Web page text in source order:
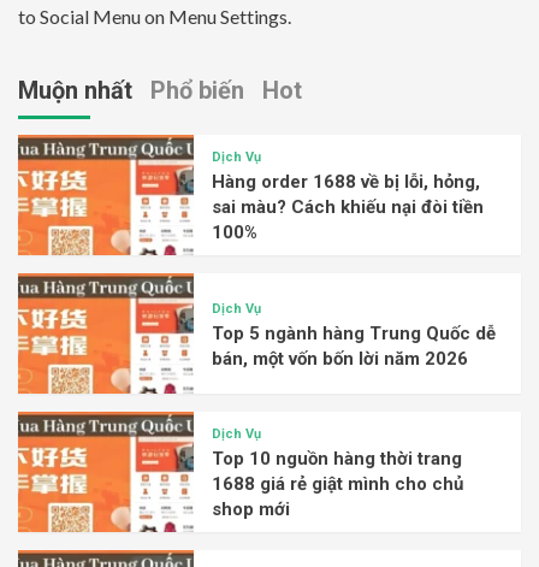
to Social Menu on Menu Settings.
Muộn nhất Phổ biến Hot
Dịch Vụ
Hàng order 1688 về bị lỗi, hỏng,
sai màu? Cách khiếu nại đòi tiền
100%
Dịch Vụ
Top 5 ngành hàng Trung Quốc dễ
bán, một vốn bốn lời năm 2026
Dịch Vụ
Top 10 nguồn hàng thời trang
1688 giá rẻ giật mình cho chủ
shop mới